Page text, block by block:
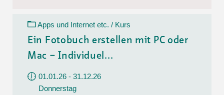
Apps und Internet etc. / Kurs
Ein Fotobuch erstellen mit PC oder
Mac – Individuel...
01.01.26 - 31.12.26
Donnerstag